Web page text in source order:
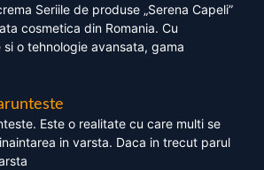
Seriile de produse „Serena Capeli”
cosmetica din Romania. Cu
o tehnologie avansata, gama
Este o realitate cu care multi se
in varsta. Daca in trecut parul